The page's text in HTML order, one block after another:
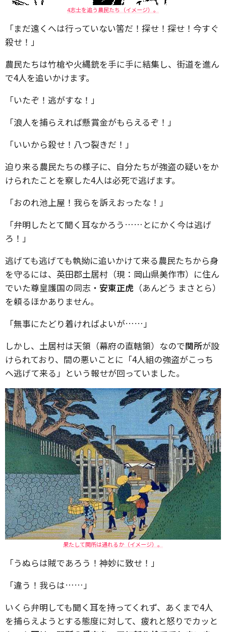
4志士を追う農民たち（イメージ）。
「まだ遠くへは行っていない筈だ！探せ！探せ！今すぐ
殺せ！」
農民たちは竹槍や火縄銃を手に手に結集し、街道を進ん
で4人を追いかけます。
「いたぞ！逃がすな！」
「浪人を捕らえれば懸賞金がもらえるぞ！」
「いいから殺せ！八つ裂きだ！」
迫り来る農民たちの様子に、自分たちが強盗の疑いをか
けられたことを察した4人は必死で逃げます。
「おのれ池上屋！我らを訴えおったな！」
「弁明したとて聞く耳なかろう……とにかく今は逃げ
ろ！」
逃げても逃げても執拗に追いかけて来る農民たちから身
を守るには、英田郡土居村（現：岡山県美作市）に住ん
でいた尊皇護国の同志・ 安東正虎 （あんどう まさとら）
を頼るほかありません。
「無事にたどり着ければよいが……」
しかし、土居村は天領（幕府の直轄領）なので関所が設
けられており、間の悪いことに「4人組の強盗がこっち
へ逃げて来る」という報せが回っていました。
果たして関所は通れるか（イメージ）。
「うぬらは賊であろう！神妙に致せ！」
「違う！我らは……」
いくら弁明しても聞く耳を持ってくれず、あくまで4人
を捕らえようとする態度に対して、疲れと怒りでカッと